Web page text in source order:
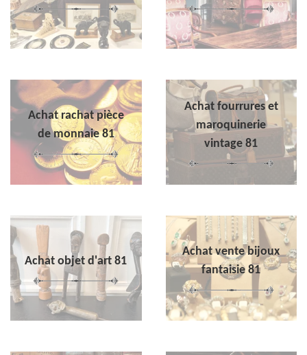
Achat rachat pièce
de monnaie 81
Achat fourrures et
maroquinerie
vintage 81
Achat objet d'art 81
Achat vente bijoux
fantaisie 81